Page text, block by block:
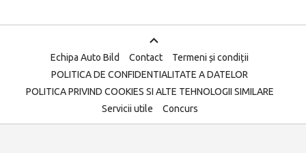
Echipa Auto Bild Contact
Termeni și condiții
POLITICA DE CONFIDENTIALITATE A DATELOR
POLITICA PRIVIND COOKIES SI ALTE TEHNOLOGII SIMILARE
Servicii utile
Concurs